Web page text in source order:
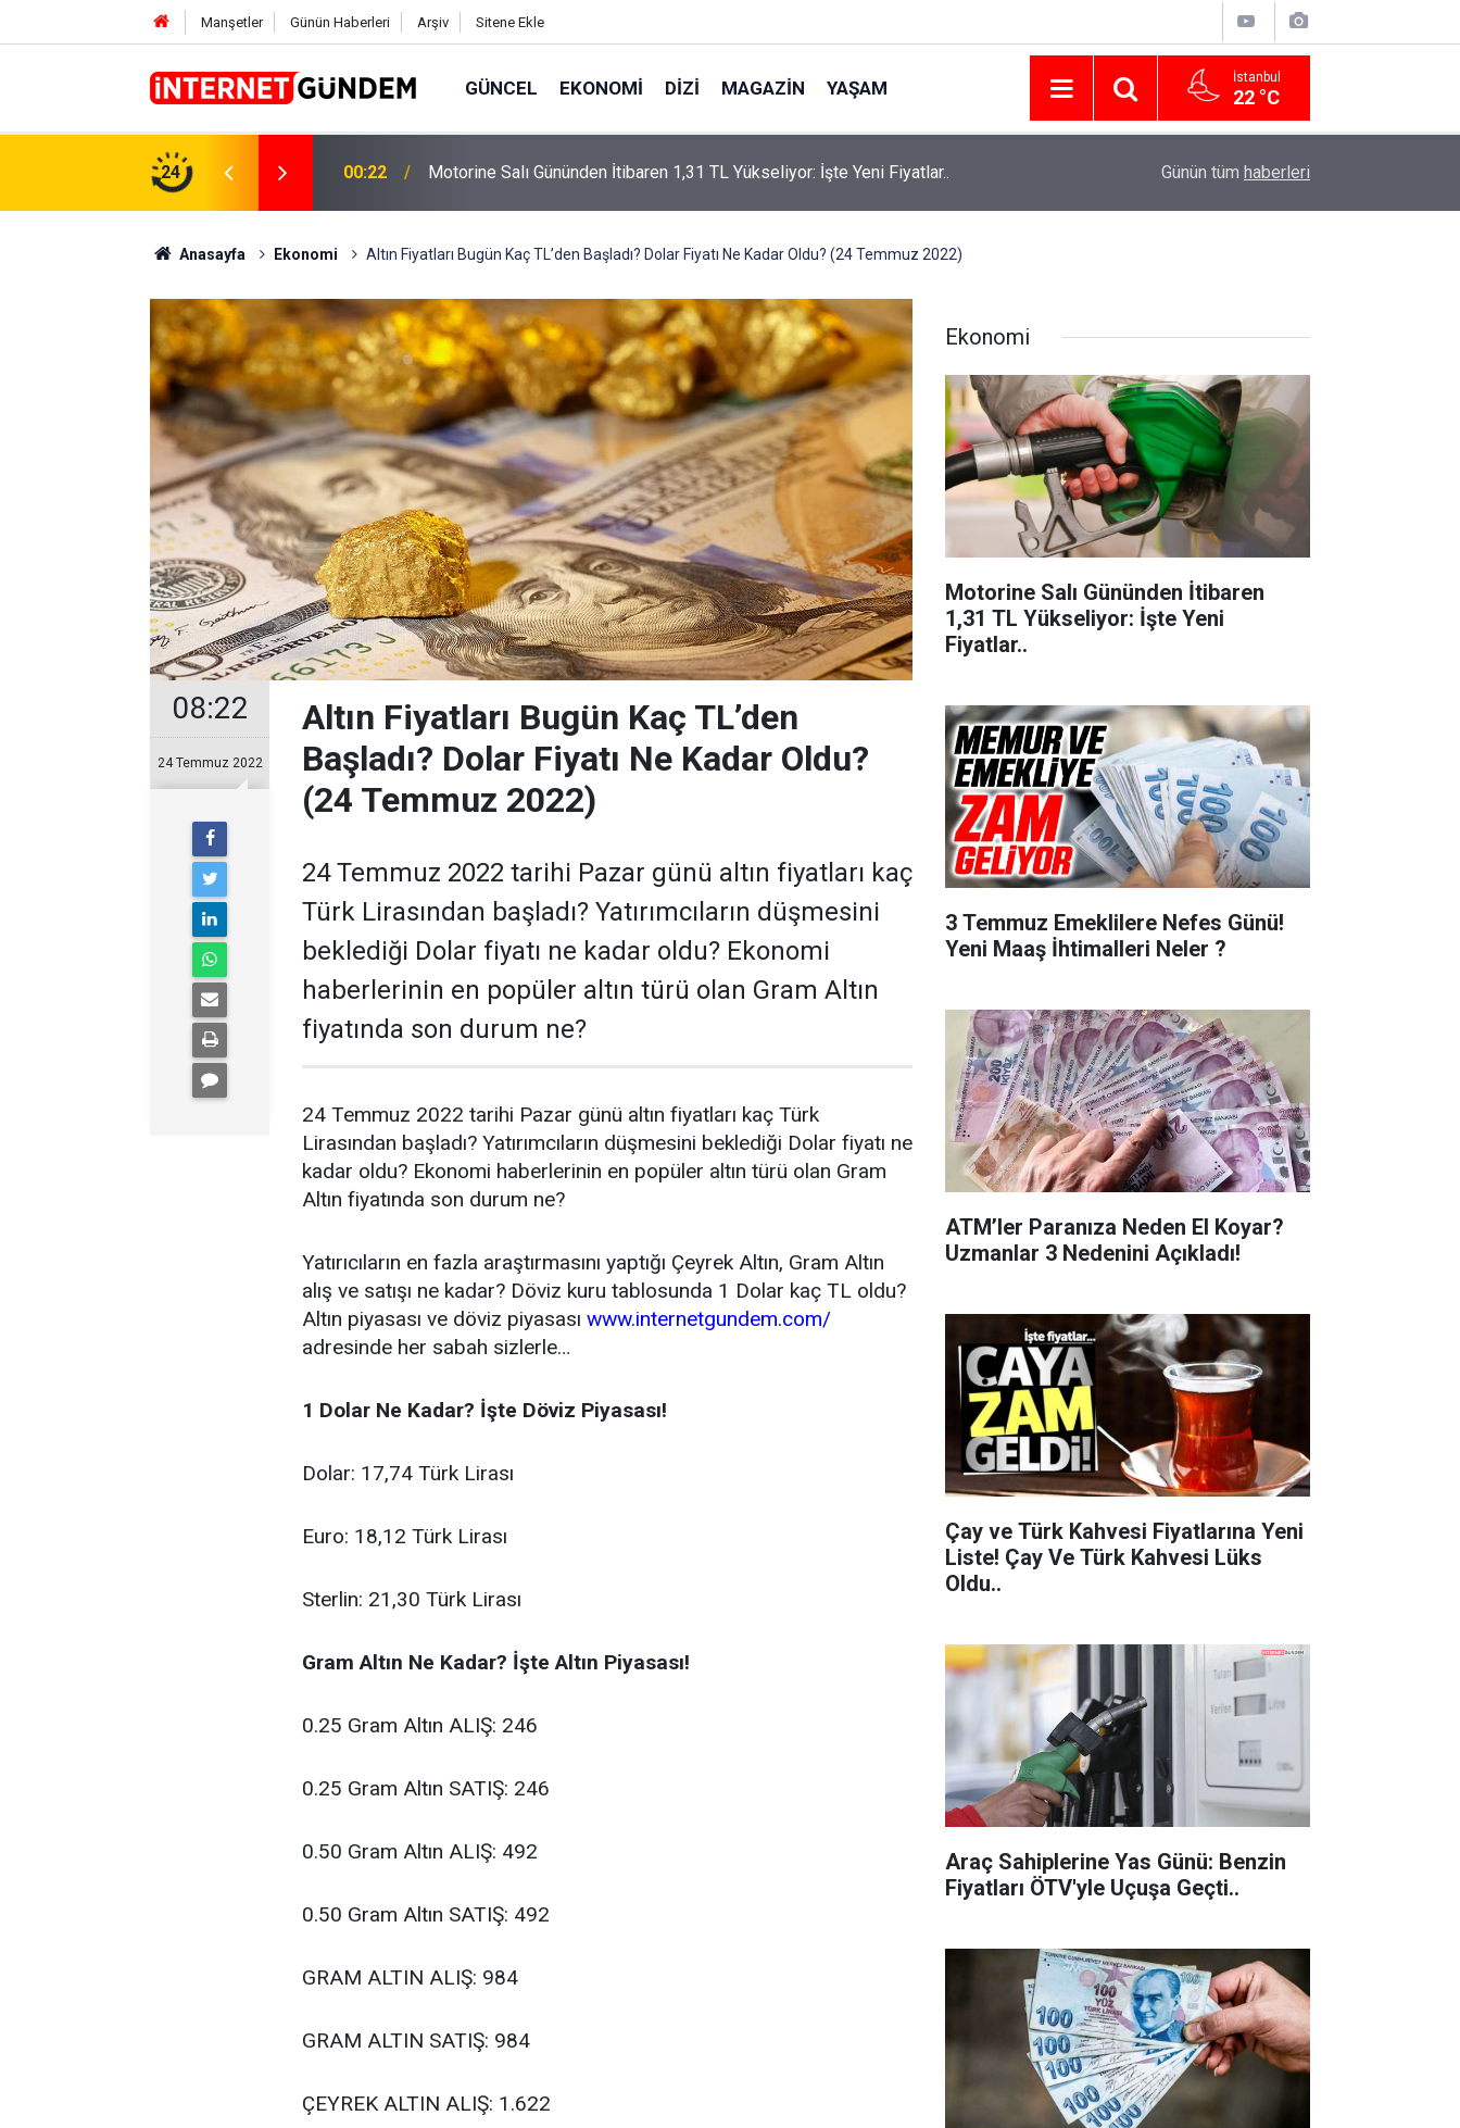
Manşetler Günün Haberleri Arşiv Sitene Ekle
GÜNCEL EKONOMI DIZI MAGAZIN YAŞAM İstanbul
22 °C
24
TL Yükseliyor: İşte Yeni Fiyatlar.. 15:58
Neşet Ertaş’a “Bozkırın Tezenesi” Lakabını Kim Verdi? Beyaz’la Joker
Sorusunun Cevabı Merak Edildi
Günün tüm haberleri
Anasayfa Ekonomi Altın Fiyatları Bugün Kaç TL’den Başladı? Dolar Fiyatı Ne Kadar Oldu? (24 Temmuz 2022)
08:22
24 Temmuz 2022
Altın Fiyatları Bugün Kaç TL’den
Başladı? Dolar Fiyatı Ne Kadar Oldu?
(24 Temmuz 2022)
24 Temmuz 2022 tarihi Pazar günü altın fiyatları kaç
Türk Lirasından başladı? Yatırımcıların düşmesini
beklediği Dolar fiyatı ne kadar oldu? Ekonomi
haberlerinin en popüler altın türü olan Gram Altın
fiyatında son durum ne?
24 Temmuz 2022 tarihi Pazar günü altın fiyatları kaç Türk
Lirasından başladı? Yatırımcıların düşmesini beklediği Dolar fiyatı ne
kadar oldu? Ekonomi haberlerinin en popüler altın türü olan Gram
Altın fiyatında son durum ne?
Yatırıcıların en fazla araştırmasını yaptığı Çeyrek Altın, Gram Altın
alış ve satışı ne kadar? Döviz kuru tablosunda 1 Dolar kaç TL oldu?
Altın piyasası ve döviz piyasası www.internetgundem.com/
adresinde her sabah sizlerle…
1 Dolar Ne Kadar? İşte Döviz Piyasası!
Dolar: 17,74 Türk Lirası
Euro: 18,12 Türk Lirası
Sterlin: 21,30 Türk Lirası
Gram Altın Ne Kadar? İşte Altın Piyasası!
0.25 Gram Altın ALIŞ: 246
0.25 Gram Altın SATIŞ: 246
0.50 Gram Altın ALIŞ: 492
0.50 Gram Altın SATIŞ: 492
GRAM ALTIN ALIŞ: 984
GRAM ALTIN SATIŞ: 984
ÇEYREK ALTIN ALIŞ: 1.622
Ekonomi
Motorine Salı Gününden İtibaren
1,31 TL Yükseliyor: İşte Yeni
Fiyatlar..
3 Temmuz Emeklilere Nefes Günü!
Yeni Maaş İhtimalleri Neler ?
ATM’ler Paranıza Neden El Koyar?
Uzmanlar 3 Nedenini Açıkladı!
Çay ve Türk Kahvesi Fiyatlarına Yeni
Liste! Çay Ve Türk Kahvesi Lüks
Oldu..
Araç Sahiplerine Yas Günü: Benzin
Fiyatları ÖTV'yle Uçuşa Geçti..